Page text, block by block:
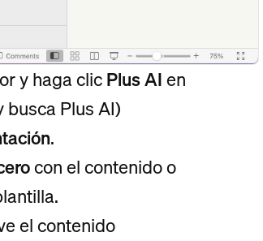
y haga clicPlus AI en
busca Plus AI)
.
con el contenido o
el contenido